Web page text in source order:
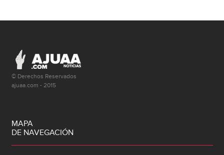
© Derechos Reservados
ajuaa.com - 2015
MAPA
DE NAVEGACIÓN